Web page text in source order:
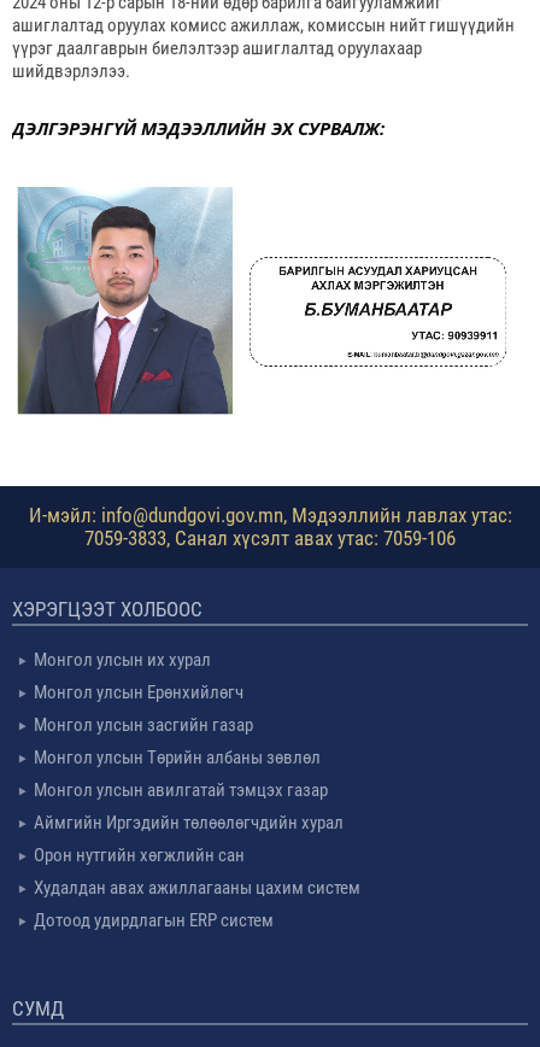
ашиглалтад оруулах комисс ажиллаж, комиссын нийт гишүүдийн
үүрэг даалгаврын биелэлтээр ашиглалтад оруулахаар
шийдвэрлэлээ.
ДЭЛГЭРЭНГҮЙ МЭДЭЭЛЛИЙН ЭХ СУРВАЛЖ:
И-мэйл: info@dundgovi.gov.mn, Мэдээллийн лавлах утас:
7059-3833, Санал хүсэлт авах утас: 7059-106
ХЭРЭГЦЭЭТ ХОЛБООС
Монгол улсын их хурал
Монгол улсын Ерөнхийлөгч
Монгол улсын засгийн газар
Монгол улсын Төрийн албаны зөвлөл
Монгол улсын авилгатай тэмцэх газар
Аймгийн Иргэдийн төлөөлөгчдийн хурал
Орон нутгийн хөгжлийн сан
Худалдан авах ажиллагааны цахим систем
Дотоод удирдлагын ERP систем
СУМД